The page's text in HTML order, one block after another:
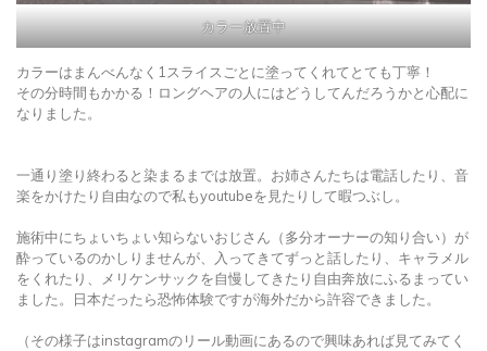
カラー放置中
カラーはまんべんなく1スライスごとに塗ってくれてとても丁寧！
その分時間もかかる！ロングヘアの人にはどうしてんだろうかと心配に
なりました。
一通り塗り終わると染まるまでは放置。お姉さんたちは電話したり、音
楽をかけたり自由なので私もyoutubeを見たりして暇つぶし。
施術中にちょいちょい知らないおじさん（多分オーナーの知り合い）が
酔っているのかしりませんが、入ってきてずっと話したり、キャラメル
をくれたり、メリケンサックを自慢してきたり自由奔放にふるまってい
ました。日本だったら恐怖体験ですが海外だから許容できました。
（その様子はinstagramのリール動画にあるので興味あれば見てみてく